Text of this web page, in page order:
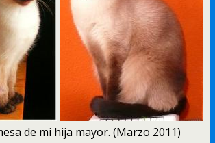
de mi hija mayor. (Marzo 2011)